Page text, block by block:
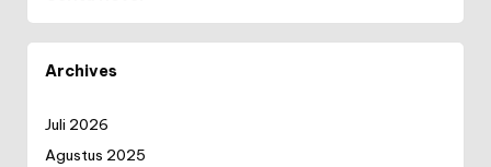
Archives
Juli 2026
Agustus 2025